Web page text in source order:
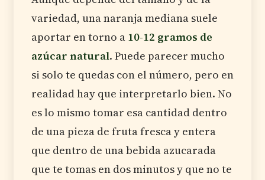
variedad, una naranja mediana suele
aportar en torno a 10-12 gramos de
azúcar natural. Puede parecer mucho
si solo te quedas con el número, pero en
realidad hay que interpretarlo bien. No
es lo mismo tomar esa cantidad dentro
de una pieza de fruta fresca y entera
que dentro de una bebida azucarada
que te tomas en dos minutos y que no te